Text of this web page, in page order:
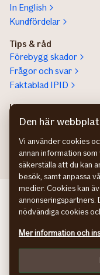
In English
Kundfördelar
Tips & råd
Förebygg skador
Frågor och svar
Faktablad IPID
Kundservice
Kontaktuppgifter
If
If
Den här
Vi använder cookies
annan information
säkerställa att du kan
besök, samt anpassa
medier. Cookies kan
annonseringspartners.
nödvändiga cookies
Mer information och